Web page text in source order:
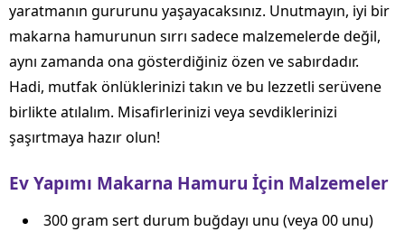
yaratmanın gururunu yaşayacaksınız. Unutmayın, iyi bir
makarna hamurunun sırrı sadece malzemelerde değil,
aynı zamanda ona gösterdiğiniz özen ve sabırdadır.
Hadi, mutfak önlüklerinizi takın ve bu lezzetli serüvene
birlikte atılalım. Misafirlerinizi veya sevdiklerinizi
şaşırtmaya hazır olun!
Ev Yapımı Makarna Hamuru İçin Malzemeler
300 gram sert durum buğdayı unu (veya 00 unu)